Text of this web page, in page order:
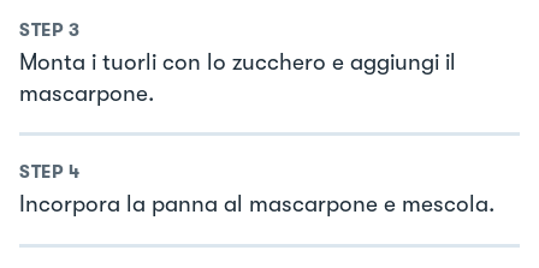
STEP 3
Monta i tuorli con lo zucchero e aggiungi il
mascarpone.
STEP 4
Incorpora la panna al mascarpone e mescola.